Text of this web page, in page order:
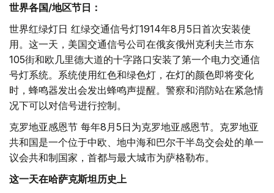
世界各国/地区节日：
世界红绿灯日 红绿交通信号灯1914年8月5日首次安装使
用。这一天，美国交通信号公司在俄亥俄州克利夫兰市东
105街和欧几里德大道的十字路口安装了第一个电力交通信
号灯系统。系统使用红色和绿色灯，在灯的颜色即将变化
时，蜂鸣器发出会发出蜂鸣声提醒。警察和消防站在紧急情
况下可以对信号进行控制。
克罗地亚感恩节 每年8月5日为克罗地亚感恩节。克罗地亚
共和国是一个位于中欧、地中海和巴尔干半岛交会处的单一
议会共和制国家，首都与最大城市为萨格勒布。
这一天在哈萨克斯坦历史上